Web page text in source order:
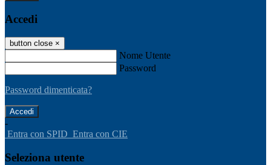
Accedi
button close ×
Nome Utente
Password
Password dimenticata?
-
Entra con SPID Entra con CIE
Seleziona utente